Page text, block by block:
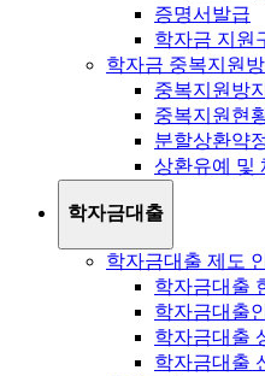
증명서발급
학자금 지원
학자금 중복지원방
중복지원방
중복지원현
분할상환약
상환유예 및
학자금대출
학자금대출 제도
학자금대출
학자금대출
학자금대출
학자금대출